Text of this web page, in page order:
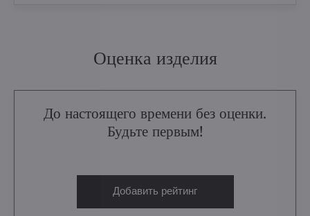
Оценка изделия
До настоящего времени без оценки.
Будьте первым!
Добавить рейтинг